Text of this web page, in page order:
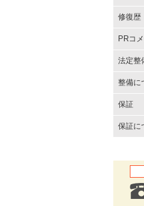
修復歴
PRコ
法定整
整備に
保証
保証に